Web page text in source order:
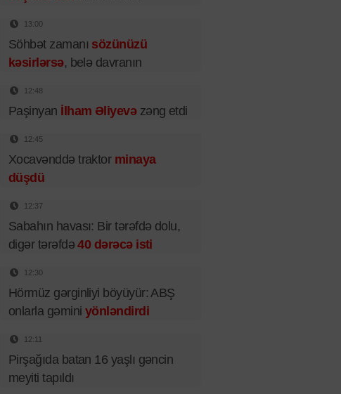
13:00
Söhbət zamanı sözünüzü
kəsirlərsə, belə davranın
12:48
Paşinyan İlham Əliyevəzəng etdi
12:45
Xocavənddə traktor minaya
düşdü
12:37
Sabahın havası: Bir tərəfdə dolu,
digər tərəfdə40 dərəcə isti
12:30
Hörmüz gərginliyi böyüyür: ABŞ
onlarla gəmini yönləndirdi
12:11
Pirşağıda batan 16 yaşlı gəncin
meyiti tapıldı